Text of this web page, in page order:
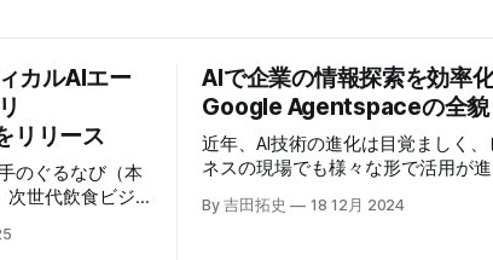
カルAIエー
リリース
のぐるなび（本
次世代飲食ビジ
「ぐるなびNext
として、新たな
AIで企業の情報探索を効率化
Google Agentspaceの全貌
近年、AI技術の進化は目覚ましく、
ネスの現場でも様々な形で活用が進
いる。そのような中、Google Cloud
たに発表したGoogle Agentspaceは
By 吉田拓史 18 12月 2024